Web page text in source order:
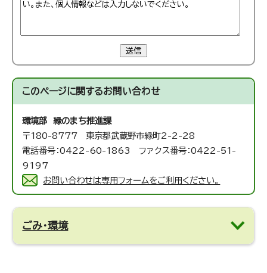
送信
このページに関するお問い合わせ
環境部 緑のまち推進課
〒180-8777 東京都武蔵野市緑町2-2-28
電話番号：0422-60-1863 ファクス番号：0422-51-
9197
お問い合わせは専用フォームをご利用ください。
ごみ・環境